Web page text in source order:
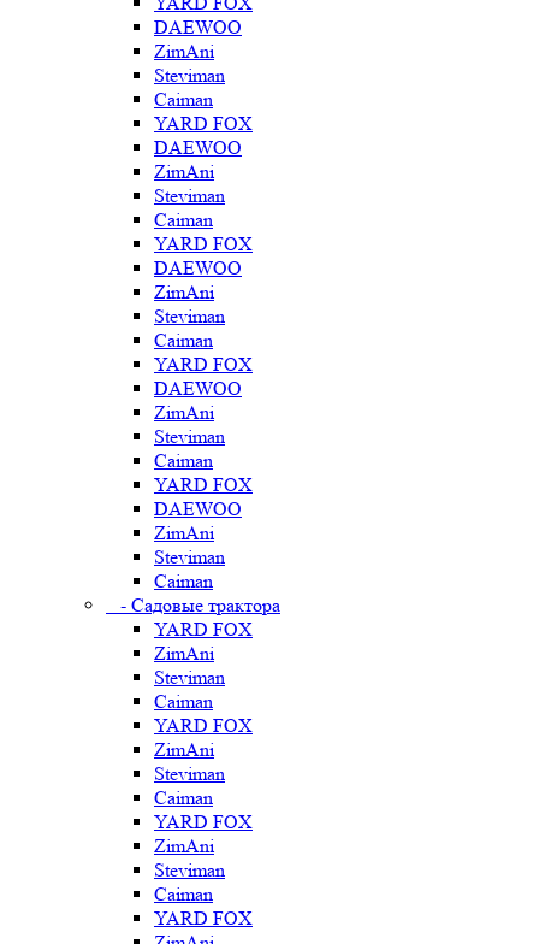
DAEWOO
ZimAni
Steviman
Caiman
YARD FOX
DAEWOO
ZimAni
Steviman
Caiman
YARD FOX
DAEWOO
ZimAni
Steviman
Caiman
YARD FOX
DAEWOO
ZimAni
Steviman
Caiman
YARD FOX
DAEWOO
ZimAni
Steviman
Caiman
- Садовые трактора
YARD FOX
ZimAni
Steviman
Caiman
YARD FOX
ZimAni
Steviman
Caiman
YARD FOX
ZimAni
Steviman
Caiman
YARD FOX